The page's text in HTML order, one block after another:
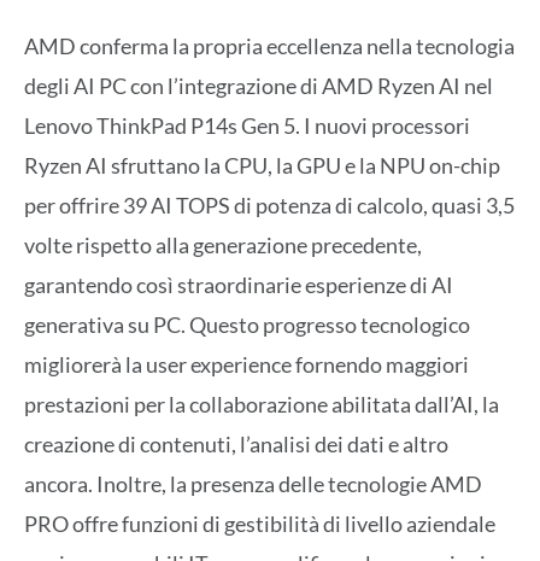
AMD conferma la propria eccellenza nella tecnologia
degli AI PC con l’integrazione di AMD Ryzen AI nel
Lenovo ThinkPad P14s Gen 5. I nuovi processori
Ryzen AI sfruttano la CPU, la GPU e la NPU on-chip
per offrire 39 AI TOPS di potenza di calcolo, quasi 3,5
volte rispetto alla generazione precedente,
garantendo così straordinarie esperienze di AI
generativa su PC. Questo progresso tecnologico
migliorerà la user experience fornendo maggiori
prestazioni per la collaborazione abilitata dall’AI, la
creazione di contenuti, l’analisi dei dati e altro
ancora. Inoltre, la presenza delle tecnologie AMD
PRO offre funzioni di gestibilità di livello aziendale